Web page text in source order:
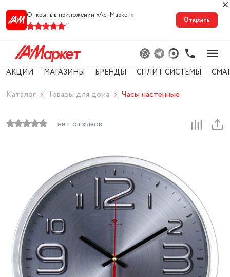
Открыть в приложении «АстМарке‪т‬»
41
Открыть
АКЦИИ МАГАЗИНЫ БРЕНДЫ СПЛИТ-СИСТЕМЫ
Каталог Товары для дома Часы настенные
нет отзывов